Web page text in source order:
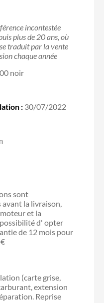
incontestée
plus de 20 ans, où
traduit par la vente
chaque année
noir
: 30/07/2022
sont
la livraison,
et la
d' opter
de 12 mois pour
(carte grise,
extension
Reprise